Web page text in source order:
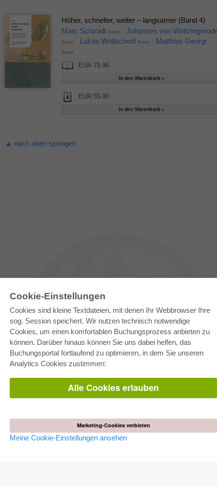
Cookie-Einstellungen
Cookies sind kleine Textdateien, mit denen Ihr Webbrowser Ihre
sog. Session speichert. Wir nutzen technisch notwendige
Cookies, um einen komfortablen Buchungsprozess anbieten zu
können. Darüber hinaus können Sie uns dabei helfen, das
Buchungsportal fortlaufend zu optimieren, in dem Sie unseren
Analytics Cookies zustimmen:
Alle Cookies erlauben
Marketing-Cookies verbieten
Meine Cookie-Einstellungen ansehen
Höher, schneller, weiter – langsamer (Band 4)
Marc Schmidt Autor Johannes von
Autor Lukas Wollscheid Autor Matthias Georgi
Autor
EUR 79,90
EUR 55,90
▲ nach oben springen
E-COLLECTION
Gesamtpaket
Fachbereichspakete
Bereitstellung von E-Books
Häufig gestellte Fragen (FAQ)
AGB